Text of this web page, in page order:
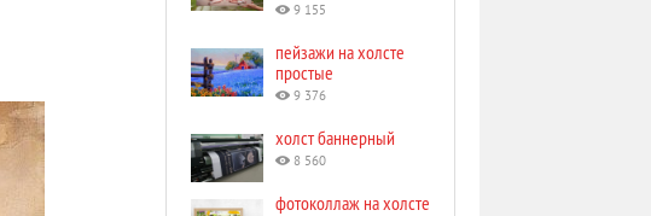
9 155
пейзажи на холсте
простые
9 376
холст баннерный
8 560
фотоколлаж на холсте